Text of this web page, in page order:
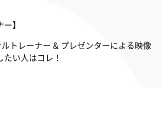
】
トレーナー & プレゼンターによる映像
い人はコレ！